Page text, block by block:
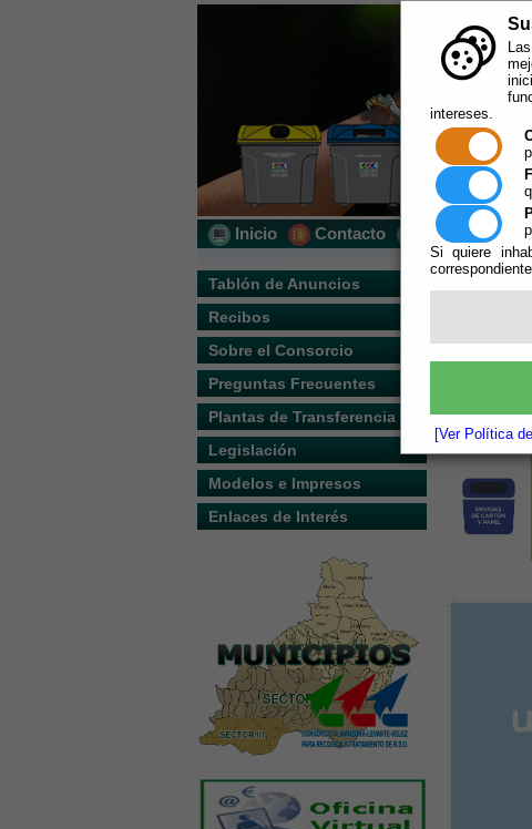
intereses.
Si quiere
[Ver Política
Inicio Contacto Localización
Tablón de Anuncios
Recibos
Sobre el Consorcio
Preguntas Frecuentes
Plantas de Transferencia
Legislación
Modelos e Impresos
Enlaces de Interés
Usted se